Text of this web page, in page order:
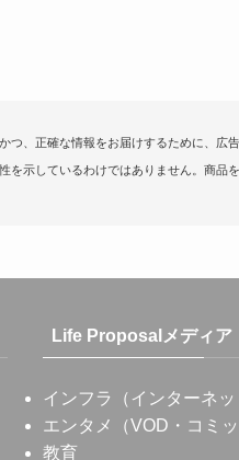
、正確な情報をお届けするために、
を示しているわけではありません。商品
Life Proposalメディア
インフラ（インターネッ
エンタメ（VOD・コミッ
教育